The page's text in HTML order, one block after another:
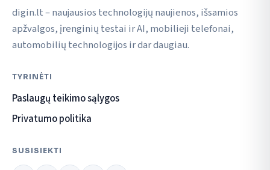
digin.lt – naujausios technologijų naujienos, išsamios
apžvalgos, įrenginių testai ir AI, mobilieji telefonai,
automobilių technologijos ir dar daugiau.
TYRINĖTI
Paslaugų teikimo sąlygos
Privatumo politika
SUSISIEKTI